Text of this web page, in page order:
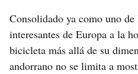
Consolidado ya como uno de
interesantes de Europa a la
bicicleta más allá de su
andorrano no se limita a